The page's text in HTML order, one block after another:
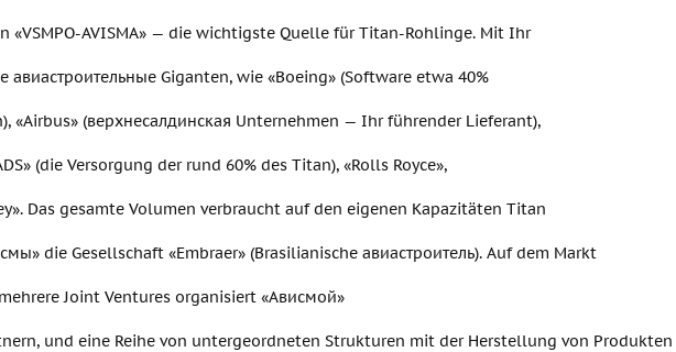
«VSMPO-AVISMA» — die wichtigste Quelle für Titan-Rohlinge. Mit Ihr
авиастроительные Giganten, wie «Boeing» (Software etwa 40%
«Airbus» (верхнесалдинская Unternehmen — Ihr führender Lieferant),
(die Versorgung der rund 60% des Titan), «Rolls Royce»,
Das gesamte Volumen verbraucht auf den eigenen Kapazitäten Titan
die Gesellschaft «Embraer» (Brasilianische авиастроитель). Auf dem Markt
Joint Ventures organisiert «Ависмой»
und eine Reihe von untergeordneten Strukturen mit der Herstellung von Produkten